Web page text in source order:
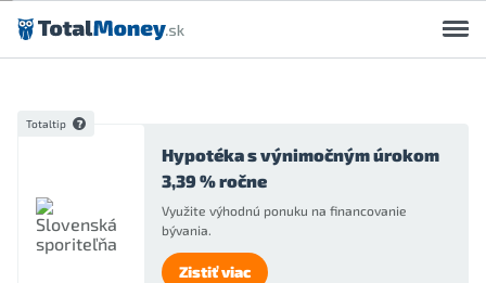
Preskočiť na obsah
Totaltip
Hypotéka s výnimočným úrokom
3,39 % ročne
Využite výhodnú ponuku na financovanie
bývania.
Zistiť viac